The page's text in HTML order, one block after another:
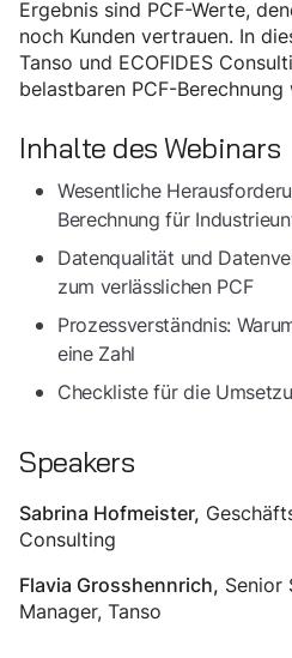
Ergebnis sind PCF-Werte,
noch Kunden vertrauen. In
Tanso und ECOFIDES
belastbaren PCF-
Inhalte des Webinars
Wesentliche
Berechnung für
Datenqualität und
zum verlässlichen PCF
Prozessverständnis:
eine Zahl
Checkliste für die
Speakers
Sabrina Hofmeister,
Consulting
Flavia Grosshennrich, Senior
Manager, Tanso